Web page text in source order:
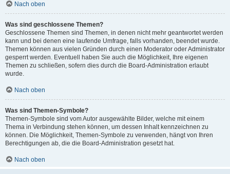
Nach oben
Was sind geschlossene Themen?
Geschlossene Themen sind Themen, in denen nicht mehr geantwortet werden
kann und bei denen eine laufende Umfrage, falls vorhanden, beendet wurde.
Themen können aus vielen Gründen durch einen Moderator oder Administrator
gesperrt werden. Eventuell haben Sie auch die Möglichkeit, Ihre eigenen
Themen zu schließen, sofern dies durch die Board-Administration erlaubt
wurde.
Nach oben
Was sind Themen-Symbole?
Themen-Symbole sind vom Autor ausgewählte Bilder, welche mit einem
Thema in Verbindung stehen können, um dessen Inhalt kennzeichnen zu
können. Die Möglichkeit, Themen-Symbole zu verwenden, hängt von Ihren
Berechtigungen ab, die die Board-Administration gesetzt hat.
Nach oben